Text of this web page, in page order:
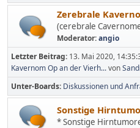
Zerebrale
(cerebrale
Moderator:angio
Letzter Beitrag: 13. Mai 2020,
Kavernom Op an der Vierh...von
Unter-Boards Diskussionen und
Sonstige
* Sonstige